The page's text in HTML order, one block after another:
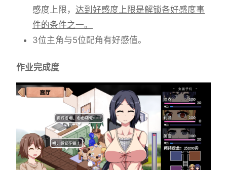
感度上限， 达到好感度上限是解锁各好感度事
件的条件之一。
3位主角与5位配角有好感值。
作业完成度